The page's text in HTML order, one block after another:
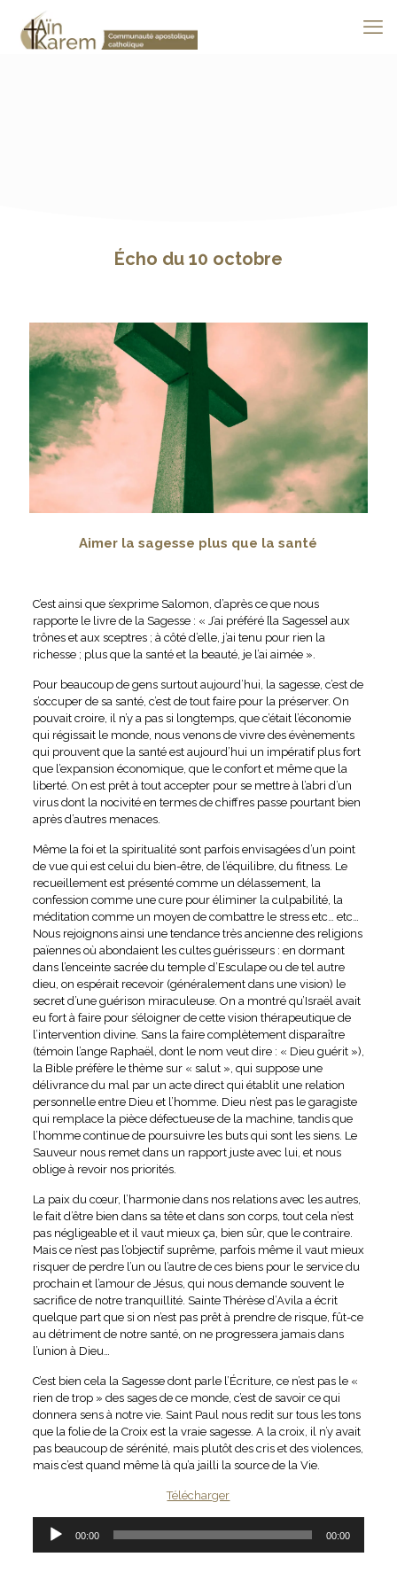
Écho du 10 octobre
Aimer la sagesse plus que la santé
C’est ainsi que s’exprime Salomon, d’après ce que nous
rapporte le livre de la Sagesse : « J’ai préféré [la Sagesse] aux
trônes et aux sceptres ; à côté d’elle, j’ai tenu pour rien la
richesse ; plus que la santé et la beauté, je l’ai aimée ».
Pour beaucoup de gens surtout aujourd’hui, la sagesse, c’est de
s’occuper de sa santé, c’est de tout faire pour la préserver. On
pouvait croire, il n’y a pas si longtemps, que c’était l’économie
qui régissait le monde, nous venons de vivre des évènements
qui prouvent que la santé est aujourd’hui un impératif plus fort
que l’expansion économique, que le confort et même que la
liberté. On est prêt à tout accepter pour se mettre à l’abri d’un
virus dont la nocivité en termes de chiffres passe pourtant bien
après d’autres menaces.
Même la foi et la spiritualité sont parfois envisagées d’un point
de vue qui est celui du bien-être, de l’équilibre, du fitness. Le
recueillement est présenté comme un délassement, la
confession comme une cure pour éliminer la culpabilité, la
méditation comme un moyen de combattre le stress etc… etc…
Nous rejoignons ainsi une tendance très ancienne des religions
païennes où abondaient les cultes guérisseurs : en dormant
dans l’enceinte sacrée du temple d’Esculape ou de tel autre
dieu, on espérait recevoir (généralement dans une vision) le
secret d’une guérison miraculeuse. On a montré qu’Israël avait
eu fort à faire pour s’éloigner de cette vision thérapeutique de
l’intervention divine. Sans la faire complètement disparaître
(témoin l’ange Raphaël, dont le nom veut dire : « Dieu guérit »),
la Bible préfère le thème sur « salut », qui suppose une
délivrance du mal par un acte direct qui établit une relation
personnelle entre Dieu et l’homme. Dieu n’est pas le garagiste
qui remplace la pièce défectueuse de la machine, tandis que
l’homme continue de poursuivre les buts qui sont les siens. Le
Sauveur nous remet dans un rapport juste avec lui, et nous
oblige à revoir nos priorités.
La paix du cœur, l’harmonie dans nos relations avec les autres,
le fait d’être bien dans sa tête et dans son corps, tout cela n’est
pas négligeable et il vaut mieux ça, bien sûr, que le contraire.
Mais ce n’est pas l’objectif suprême, parfois même il vaut mieux
risquer de perdre l’un ou l’autre de ces biens pour le service du
prochain et l’amour de Jésus, qui nous demande souvent le
sacrifice de notre tranquillité. Sainte Thérèse d’Avila a écrit
quelque part que si on n’est pas prêt à prendre de risque, fût-ce
au détriment de notre santé, on ne progressera jamais dans
l’union à Dieu…
C’est bien cela la Sagesse dont parle l’Écriture, ce n’est pas le «
rien de trop » des sages de ce monde, c’est de savoir ce qui
donnera sens à notre vie. Saint Paul nous redit sur tous les tons
que la folie de la Croix est la vraie sagesse. A la croix, il n’y avait
pas beaucoup de sérénité, mais plutôt des cris et des violences,
mais c’est quand même là qu’a jailli la source de la Vie.
Télécharger
Lecteur
audio
00:00 00:00